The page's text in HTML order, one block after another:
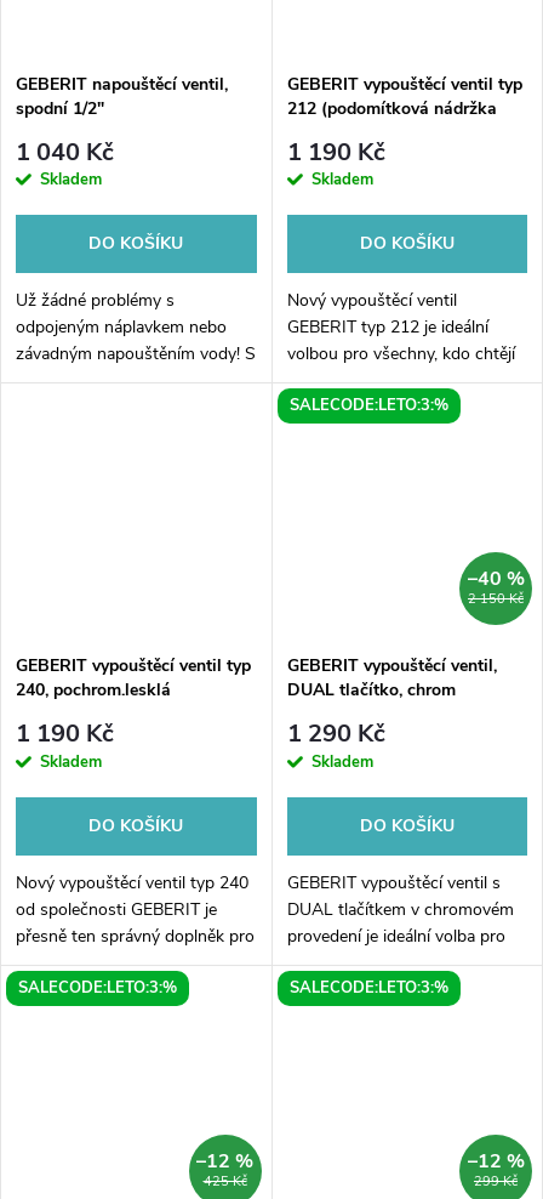
GEBERIT napouštěcí ventil,
spodní 1/2"
1 040 Kč
Skladem
DO KOŠÍKU
Už žádné problémy s
odpojeným náplavkem nebo
závadným napouštěním vody! S
novým GEBERIT napouštěcím
GEBERIT vypouštěcí ventil typ
212 (podomítková nádržka
1 190 Kč
Skladem
DO KOŠÍKU
Nový vypouštěcí ventil
GEBERIT typ 212 je ideální
volbou pro všechny, kdo chtějí
maximální spolehlivost a kvalitu
v jednom produktu. Navržen
GEBERIT vypouštěcí ventil typ
240, pochrom.lesklá
1 190 Kč
Skladem
DO KOŠÍKU
Nový vypouštěcí ventil typ 240
od společnosti GEBERIT je
přesně ten správný doplněk pro
vaše koupelny. Díky svému
lesklému, pochromovanému
SALECODE:LETO:3:%
2 150 Kč
–40 %
GEBERIT vypouštěcí ventil,
DUAL tlačítko, chrom
1 290 Kč
Skladem
DO KOŠÍKU
GEBERIT vypouštěcí ventil s
DUAL tlačítkem v chromovém
provedení je ideální volba pro
modernizaci vaší toalety. Tento
vypouštěcí ventil zaručuje
SALECODE:LETO:3:%
425 Kč
–12 %
SALECODE:LETO:3:%
299 Kč
–12 %